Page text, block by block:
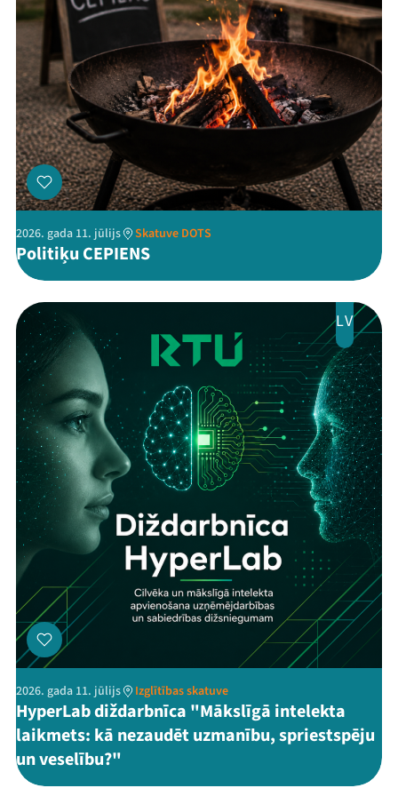
Veikals
Kontakti
ThreadsFacebook
2026. gada 11. jūlijs Skatuve DOTS
Politiķu CEPIENS
LV
2026. gada 11. jūlijs Izglītības skatuve
HyperLab diždarbnīca "Mākslīgā intelekta
laikmets: kā nezaudēt uzmanību, spriestspēju
un veselību?"